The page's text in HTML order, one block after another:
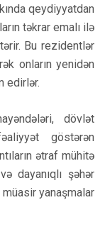
qeydiyyatdan
təkrar emalı ilə
Bu rezidentlər
onların yenidən
edirlər.
dövlət
göstərən
ətraf mühitə
dayanıqlı şəhər
yanaşmalar